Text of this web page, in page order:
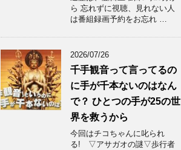
ら 忘れずに視聴、見れない人
は番組録画予約をお忘れ …
2026/07/26
千手観音って言ってるの
に手が千本ないのはなん
で？ ひとつの手が25の世
界を救うから
今回はチコちゃんに叱られ
る! ▽アサガオの謎▽歩行者